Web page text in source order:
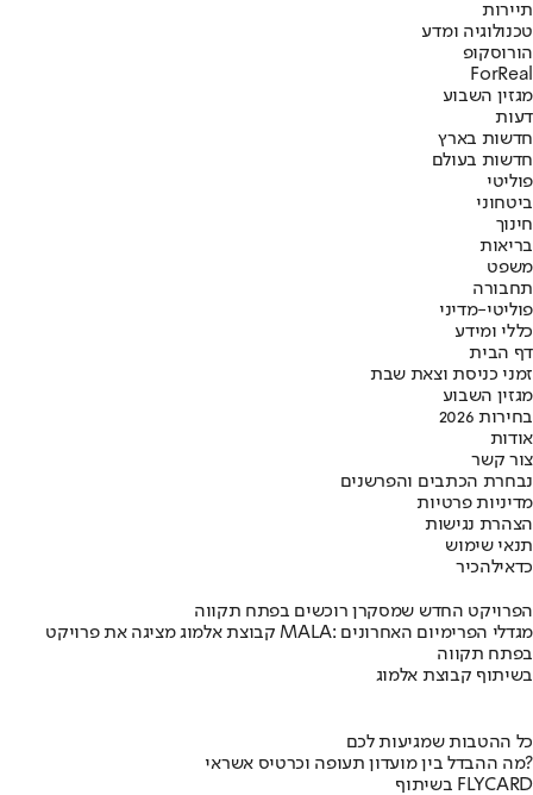
תיירות
טכנולוגיה ומדע
הורוסקופ
ForReal
מגזין השבוע
דעות
חדשות בארץ
חדשות בעולם
פוליטי
ביטחוני
חינוך
בריאות
משפט
תחבורה
פוליטי-מדיני
כללי ומידע
דף הבית
זמני כניסת וצאת שבת
מגזין השבוע
בחירות 2026
אודות
צור קשר
נבחרת הכתבים והפרשנים
מדיניות פרטיות
הצהרת נגישות
תנאי שימוש
כדאילהכיר
הפרויקט החדש שמסקרן רוכשים בפתח תקווה
קבוצת אלמוג מציגה את פרויקט MALA: מגדלי הפרימיום האחרונים
בפתח תקווה
בשיתוף קבוצת אלמוג
כל ההטבות שמגיעות לכם
מה ההבדל בין מועדון תעופה וכרטיס אשראי?
בשיתוף FLYCARD